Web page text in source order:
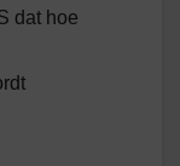
dat hoe